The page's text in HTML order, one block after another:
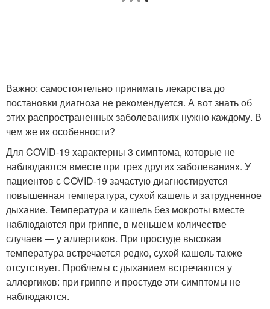
Важно: самостоятельно принимать лекарства до
постановки диагноза не рекомендуется. А вот знать об
этих распространенных заболеваниях нужно каждому. В
чем же их особенности?
Для COVID-19 характерны 3 симптома, которые не
наблюдаются вместе при трех других заболеваниях. У
пациентов с COVID-19 зачастую диагностируется
повышенная температура, сухой кашель и затрудненное
дыхание. Температура и кашель без мокроты вместе
наблюдаются при гриппе, в меньшем количестве
случаев — у аллергиков. При простуде высокая
температура встречается редко, сухой кашель также
отсутствует. Проблемы с дыханием встречаются у
аллергиков: при гриппе и простуде эти симптомы не
наблюдаются.